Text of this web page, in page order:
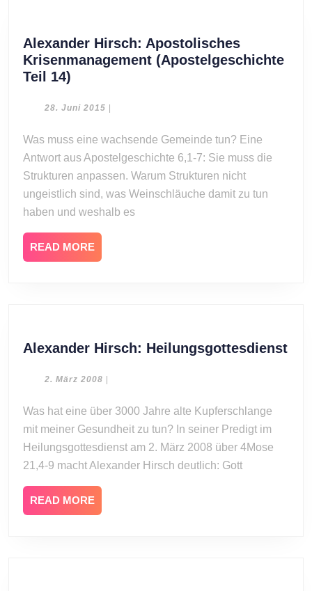
Alexander Hirsch: Apostolisches
Krisenmanagement (Apostelgeschichte
Teil 14)
Apostolisches
(Apostelgeschichte
Teil
14)
28. Juni 2015 28.
|
Was muss eine wachsende Gemeinde tun? Eine
Antwort aus Apostelgeschichte 6,1-7: Sie muss die
Strukturen anpassen. Warum Strukturen nicht
ungeistlich sind, was Weinschläuche damit zu tun
haben und weshalb es
READ MORE
MORE
Alexander Hirsch: Heilungsgottesdienst
2. März 2008 2.|
Was hat eine über 3000 Jahre alte Kupferschlange
mit meiner Gesundheit zu tun? In seiner Predigt im
Heilungsgottesdienst am 2. März 2008 über 4Mose
21,4-9 macht Alexander Hirsch deutlich: Gott
READ MORE
MORE